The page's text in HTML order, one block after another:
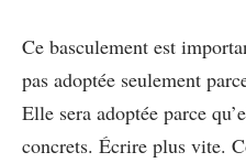
Ce basculement est
pas adoptée seulement
Elle sera adoptée parce
concrets. Écrire plus vite.